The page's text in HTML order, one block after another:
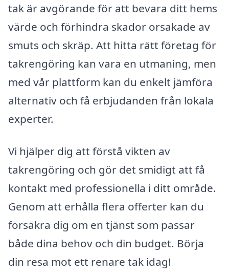
tak är avgörande för att bevara ditt hems
värde och förhindra skador orsakade av
smuts och skräp. Att hitta rätt företag för
takrengöring kan vara en utmaning, men
med vår plattform kan du enkelt jämföra
alternativ och få erbjudanden från lokala
experter.
Vi hjälper dig att förstå vikten av
takrengöring och gör det smidigt att få
kontakt med professionella i ditt område.
Genom att erhålla flera offerter kan du
försäkra dig om en tjänst som passar
både dina behov och din budget. Börja
din resa mot ett renare tak idag!